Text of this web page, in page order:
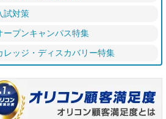
試対策
ープンキャンパス特集
レッジ・ディスカバリー特集